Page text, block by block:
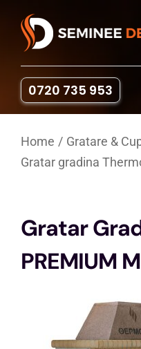
content
Gratare & Cuptoare
Portofoliu
0720 735 953
Home
Gratare &
Gratar gradina
Gratar
PREMIUM